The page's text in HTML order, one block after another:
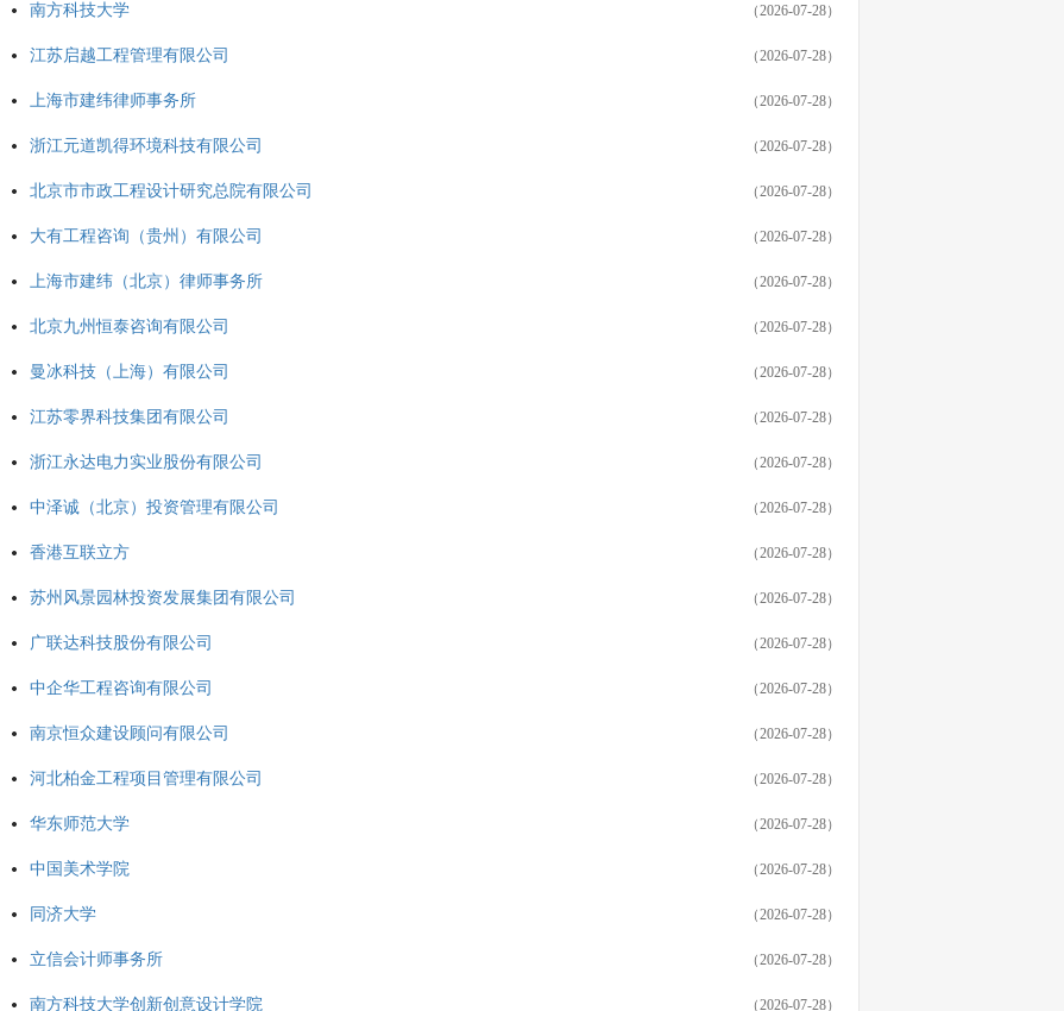
南方科技大学 （2026-07-28）
江苏启越工程管理有限公司 （2026-07-28）
上海市建纬律师事务所 （2026-07-28）
浙江元道凯得环境科技有限公司 （2026-07-28）
北京市市政工程设计研究总院有限公司 （2026-07-28）
大有工程咨询（贵州）有限公司 （2026-07-28）
上海市建纬（北京）律师事务所 （2026-07-28）
北京九州恒泰咨询有限公司 （2026-07-28）
曼冰科技（上海）有限公司 （2026-07-28）
江苏零界科技集团有限公司 （2026-07-28）
浙江永达电力实业股份有限公司 （2026-07-28）
中泽诚（北京）投资管理有限公司 （2026-07-28）
香港互联立方 （2026-07-28）
苏州风景园林投资发展集团有限公司 （2026-07-28）
广联达科技股份有限公司 （2026-07-28）
中企华工程咨询有限公司 （2026-07-28）
南京恒众建设顾问有限公司 （2026-07-28）
河北柏金工程项目管理有限公司 （2026-07-28）
华东师范大学 （2026-07-28）
中国美术学院 （2026-07-28）
同济大学 （2026-07-28）
立信会计师事务所 （2026-07-28）
南方科技大学创新创意设计学院 （2026-07-28）